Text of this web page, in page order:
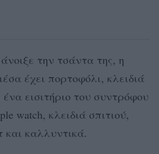
την τσάντα της, η
έχει πορτοφόλι, κλειδιά
εισιτήριο του συντρόφου
watch, κλειδιά σπιτιού,
καλλυντικά.